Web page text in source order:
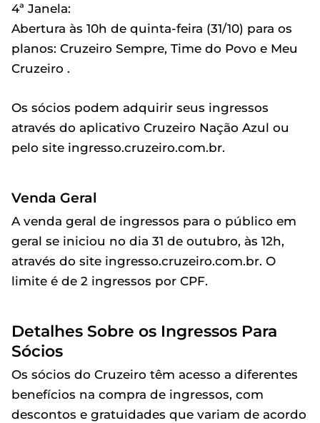
4ª Janela:
Abertura às 10h de quinta-feira (31/10) para os
planos: Cruzeiro Sempre, Time do Povo e Meu
Cruzeiro .
Os sócios podem adquirir seus ingressos
através do aplicativo Cruzeiro Nação Azul ou
pelo site ingresso.cruzeiro.com.br.
Venda Geral
A venda geral de ingressos para o público em
geral se iniciou no dia 31 de outubro, às 12h,
através do site ingresso.cruzeiro.com.br. O
limite é de 2 ingressos por CPF.
Detalhes Sobre os Ingressos Para
Sócios
Os sócios do Cruzeiro têm acesso a diferentes
benefícios na compra de ingressos, com
descontos e gratuidades que variam de acordo